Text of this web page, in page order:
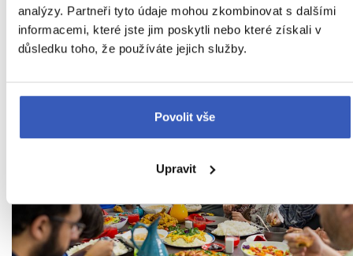
analýzy. Partneři tyto údaje mohou zkombinovat s dalšími
informacemi, které jste jim poskytli nebo které získali v
důsledku toho, že používáte jejich služby.
Povolit vše
Upravit
Co když vás Maročané pozvou
ke stolu?